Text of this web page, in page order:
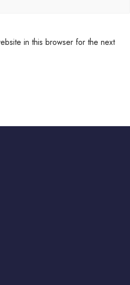
in this browser for the next